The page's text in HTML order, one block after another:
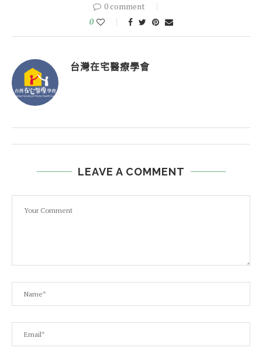
0 comment
0
台灣在宅醫療學會
LEAVE A COMMENT